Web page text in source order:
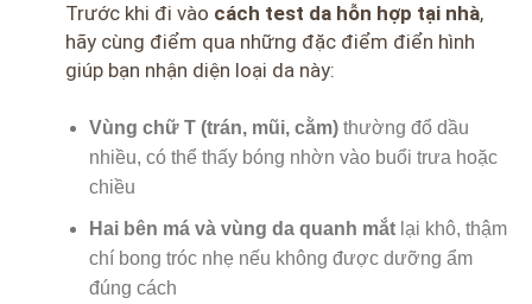
Trước khi đi vào cách test da hỗn hợp tại nhà,
hãy cùng điểm qua những đặc điểm điển hình
giúp bạn nhận diện loại da này:
Vùng chữ T (trán, mũi, cằm) thường đổ dầu
nhiều, có thể thấy bóng nhờn vào buổi trưa hoặc
chiều
Hai bên má và vùng da quanh mắt lại khô, thậm
chí bong tróc nhẹ nếu không được dưỡng ẩm
đúng cách